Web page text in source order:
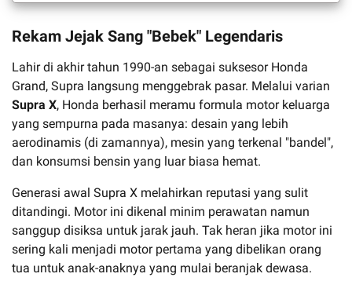
Rekam Jejak Sang "Bebek" Legendaris
Lahir di akhir tahun 1990-an sebagai suksesor Honda
Grand, Supra langsung menggebrak pasar. Melalui varian
Supra X, Honda berhasil meramu formula motor keluarga
yang sempurna pada masanya: desain yang lebih
aerodinamis (di zamannya), mesin yang terkenal "bandel",
dan konsumsi bensin yang luar biasa hemat.
Generasi awal Supra X melahirkan reputasi yang sulit
ditandingi. Motor ini dikenal minim perawatan namun
sanggup disiksa untuk jarak jauh. Tak heran jika motor ini
sering kali menjadi motor pertama yang dibelikan orang
tua untuk anak-anaknya yang mulai beranjak dewasa.